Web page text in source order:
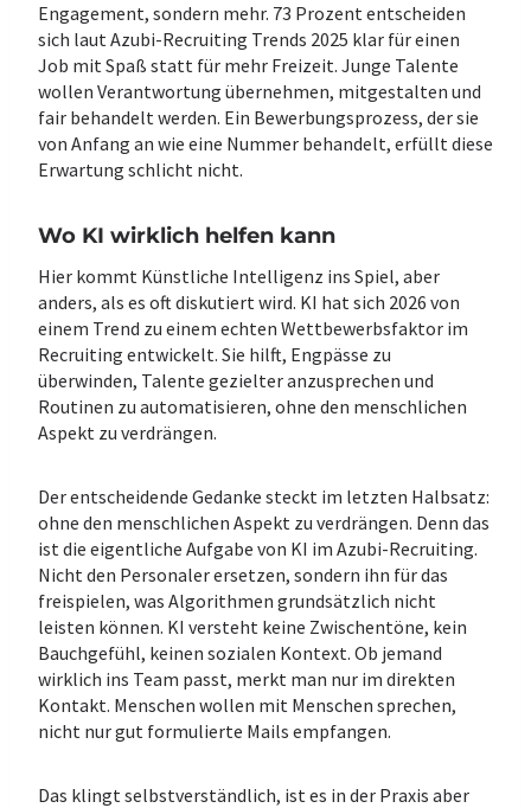
Engagement, sondern mehr. 73 Prozent entscheiden
sich laut Azubi-Recruiting Trends 2025 klar für einen
Job mit Spaß statt für mehr Freizeit. Junge Talente
wollen Verantwortung übernehmen, mitgestalten und
fair behandelt werden. Ein Bewerbungsprozess, der sie
von Anfang an wie eine Nummer behandelt, erfüllt diese
Erwartung schlicht nicht.
Wo KI wirklich helfen kann
Hier kommt Künstliche Intelligenz ins Spiel, aber
anders, als es oft diskutiert wird. KI hat sich 2026 von
einem Trend zu einem echten Wettbewerbsfaktor im
Recruiting entwickelt. Sie hilft, Engpässe zu
überwinden, Talente gezielter anzusprechen und
Routinen zu automatisieren, ohne den menschlichen
Aspekt zu verdrängen.
Der entscheidende Gedanke steckt im letzten Halbsatz:
ohne den menschlichen Aspekt zu verdrängen. Denn das
ist die eigentliche Aufgabe von KI im Azubi-Recruiting.
Nicht den Personaler ersetzen, sondern ihn für das
freispielen, was Algorithmen grundsätzlich nicht
leisten können. KI versteht keine Zwischentöne, kein
Bauchgefühl, keinen sozialen Kontext. Ob jemand
wirklich ins Team passt, merkt man nur im direkten
Kontakt. Menschen wollen mit Menschen sprechen,
nicht nur gut formulierte Mails empfangen.
Das klingt selbstverständlich, ist es in der Praxis aber